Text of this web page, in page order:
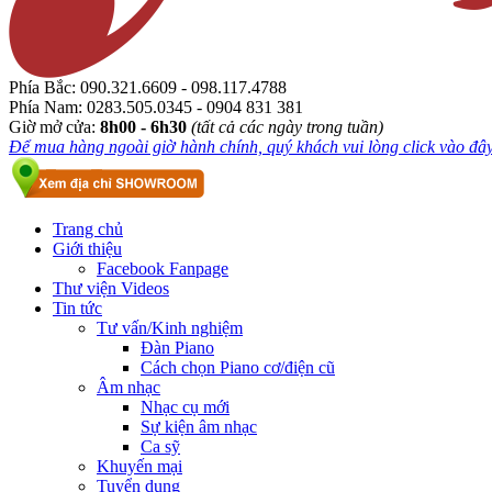
Phía Bắc: 090.321.6609 - 098.117.4788
Phía Nam: 0283.505.0345 - 0904 831 381
Giờ mở cửa: 8h00 - 6h30 (tất cả các ngày trong tuần)
Để mua hàng ngoài giờ hành chính, quý khách vui lòng click vào
Trang chủ
Giới thiệu
Facebook Fanpage
Thư viện Videos
Tin tức
Tư vấn/Kinh nghiệm
Đàn Piano
Cách chọn Piano cơ/điện cũ
Âm nhạc
Nhạc cụ mới
Sự kiện âm nhạc
Ca sỹ
Khuyến mại
Tuyển dụng